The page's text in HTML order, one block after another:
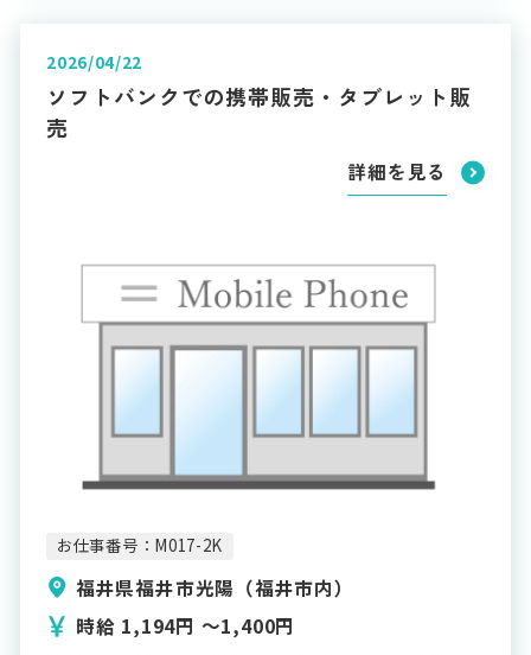
2026/04/22
ソフトバンクでの携帯販売・タブレット販
売
詳細を見る
お仕事番号：M017-2K
福井県福井市光陽（福井市内）
時給 1,194円 〜1,400円